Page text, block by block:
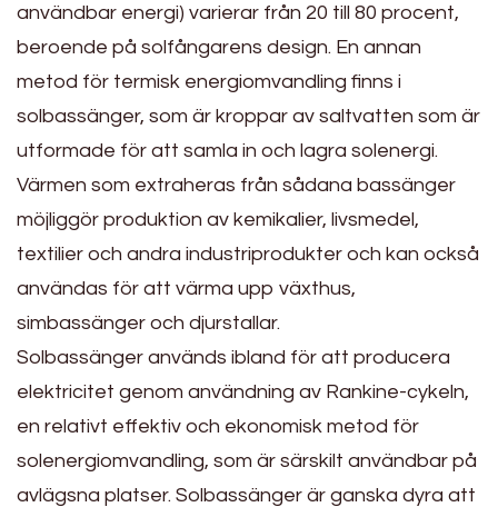
användbar energi) varierar från 20 till 80 procent,
beroende på solfångarens design. En annan
metod för termisk energiomvandling finns i
solbassänger, som är kroppar av saltvatten som är
utformade för att samla in och lagra solenergi.
Värmen som extraheras från sådana bassänger
möjliggör produktion av kemikalier, livsmedel,
textilier och andra industriprodukter och kan också
användas för att värma upp växthus,
simbassänger och djurstallar.
Solbassänger används ibland för att producera
elektricitet genom användning av Rankine-cykeln,
en relativt effektiv och ekonomisk metod för
solenergiomvandling, som är särskilt användbar på
avlägsna platser. Solbassänger är ganska dyra att